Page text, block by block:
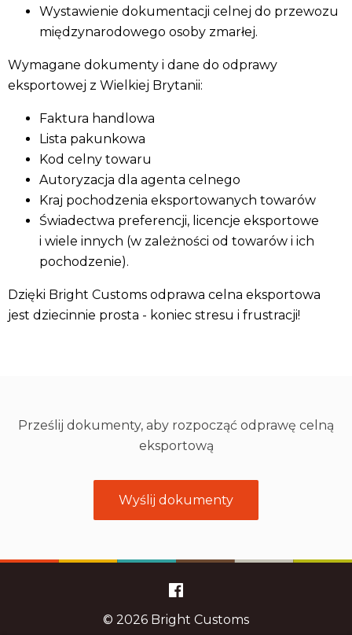
Wystawienie dokumentacji celnej do przewozu
międzynarodowego osoby zmarłej.
Wymagane dokumenty i dane do odprawy
eksportowej z Wielkiej Brytanii:
Faktura handlowa
Lista pakunkowa
Kod celny towaru
Autoryzacja dla agenta celnego
Kraj pochodzenia eksportowanych towarów
Świadectwa preferencji, licencje eksportowe
i wiele innych (w zależności od towarów i ich
pochodzenie).
Dzięki Bright Customs odprawa celna eksportowa
jest dziecinnie prosta - koniec stresu i frustracji!
Prześlij dokumenty, aby rozpocząć odprawę celną
eksportową
Wyślij dokumenty
© 2026 Bright Customs